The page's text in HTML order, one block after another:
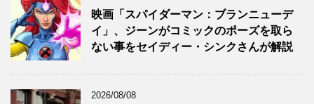
映画「スパイダーマン：ブランニューデ
イ」、ジーンがコミックのポーズを取ら
ない事をセイディー・シンクさんが解説
2026/08/08